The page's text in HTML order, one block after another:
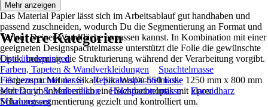
Das Material Papier lässt sich im Arbeitsablauf gut handhaben und
passend zuschneiden, wodurch Du die Segmentierung an Format und
Verlauf Deiner Wandfläche anpassen kannst. In Kombination mit einer
geeigneten Designspachtelmasse unterstützt die Folie die gewünschte
Optik, indem sie die Strukturierung während der Verarbeitung vorgibt.
Festgezurrt: Mit der Sika® SikaWall®-550 Folie 1250 mm x 800 mm
setzt Du im Innenbereich eine Sichtbetonoptik mit klarer
Schalungssegmentierung gezielt und kontrolliert um.
Mehr anzeigen
Weitere Kategorien
Liste überspringen
Farben, Tapeten & Wandverkleidungen
Spachtelmasse
Flächenspachtelmasse
Reparaturspachtelmasse
Maleracryl & Malersilikon
Holzspachtelmasse
Epoxidharz
Mikrozement